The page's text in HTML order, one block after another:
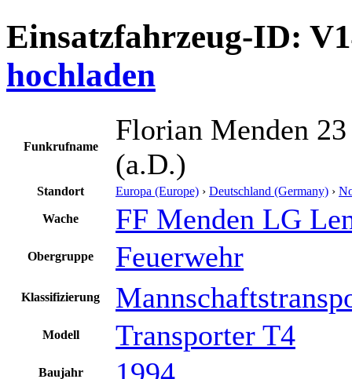
Einsatzfahrzeug-ID:
hochladen
Funkrufname
Florian Menden
(a.D.)
Standort Europa (Europe) › Deutschland (Germany) ›
Wache FF Menden LG
Obergruppe Feuerwehr
Klassifizierung
Modell Transporter T4
Baujahr